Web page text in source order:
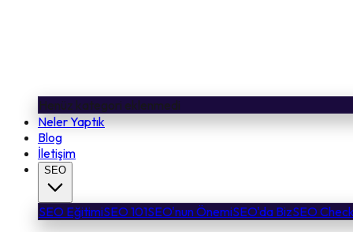
Henüz kategori eklenmedi
Neler Yaptık
Blog
İletişim
SEO
SEO EğitimiSEO 101SEO'nun ÖnemiSEO'da BizSEO